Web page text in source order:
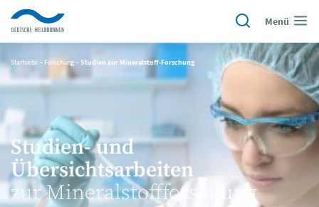
Menü
Startseite~ Forschung~ Studien zur Mineralstoff-Forschung
Studien- und
Übersichtsarbeiten
zur Mineralstoffforschung